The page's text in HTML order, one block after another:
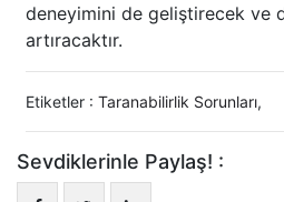
deneyimini de geliştirecek ve
artıracaktır.
Etiketler : Taranabilirlik Sorunları,
Sevdiklerinle Paylaş! :